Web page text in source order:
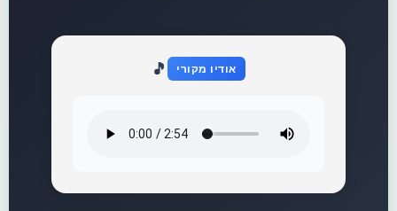
🎵 אודיו מקורי